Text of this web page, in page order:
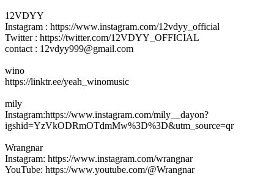
12VDYY
Instagram : https://www.instagram.com/12vdyy_official
Twitter : https://twitter.com/12VDYY_OFFICIAL
contact : 12vdyy999@gmail.com
wino
https://linktr.ee/yeah_winomusic
mily
Instagram:https://www.instagram.com/mily__dayon?
igshid=YzVkODRmOTdmMw%3D%3D&utm_source=qr
Wrangnar
Instagram: https://www.instagram.com/wrangnar
YouTube: https://www.youtube.com/@Wrangnar